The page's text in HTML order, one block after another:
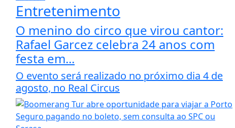
Entretenimento
O menino do circo que virou cantor:
Rafael Garcez celebra 24 anos com
festa em...
O evento será realizado no próximo dia 4 de
agosto, no Real Circus